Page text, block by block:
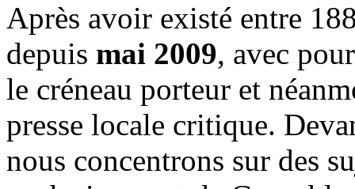
Après avoir existé entre
depuis mai 2009, avec
le créneau porteur et
presse locale critique.
nous concentrons sur des